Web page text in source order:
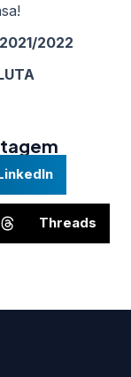
2022
Threads